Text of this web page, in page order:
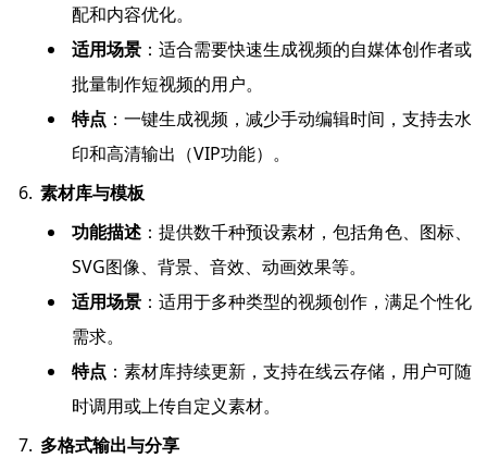
配和内容优化。
适用场景：适合需要快速生成视频的自媒体创作者或
批量制作短视频的用户。
特点 ：一键生成视频，减少手动编辑时间，支持去水
印和高清输出（VIP功能）。
素材库与模板
功能描述：提供数千种预设素材，包括角色、图标、
SVG图像、背景、音效、动画效果等。
适用场景：适用于多种类型的视频创作，满足个性化
需求。
特点 ：素材库持续更新，支持在线云存储，用户可随
时调用或上传自定义素材。
多格式输出与分享